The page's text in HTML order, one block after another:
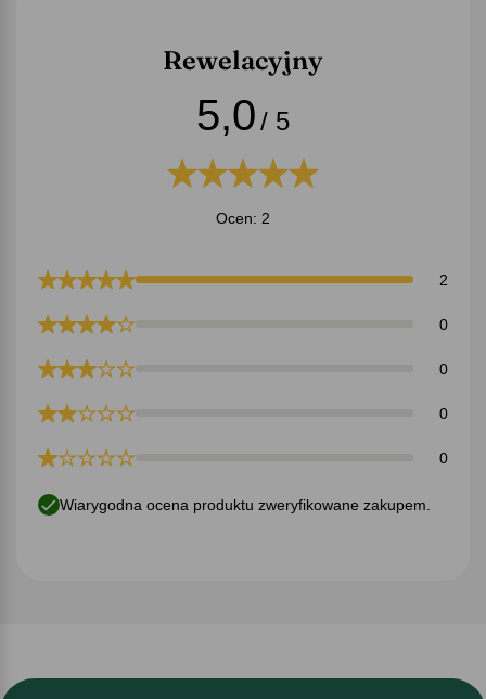
Rewelacyjny
5,0/ 5
Ocen: 2
2
0
0
0
0
Wiarygodna ocena produktu zweryfikowane zakupem.